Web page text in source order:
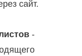
сайт.
-